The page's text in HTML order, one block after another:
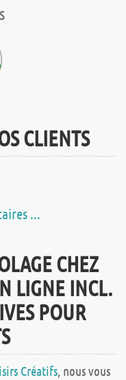
CLIENTS
...
CHEZ
LIGNE INCL.
POUR
Créatifs, nous vous